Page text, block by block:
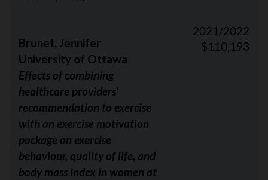
Brunet, Jennifer
University of Ottawa
Effects of combining
healthcare providers’
recommendation to exercise
with an exercise motivation
package on exercise
behaviour, quality of life, and
body mass index in women at
2021/2022
$110,193